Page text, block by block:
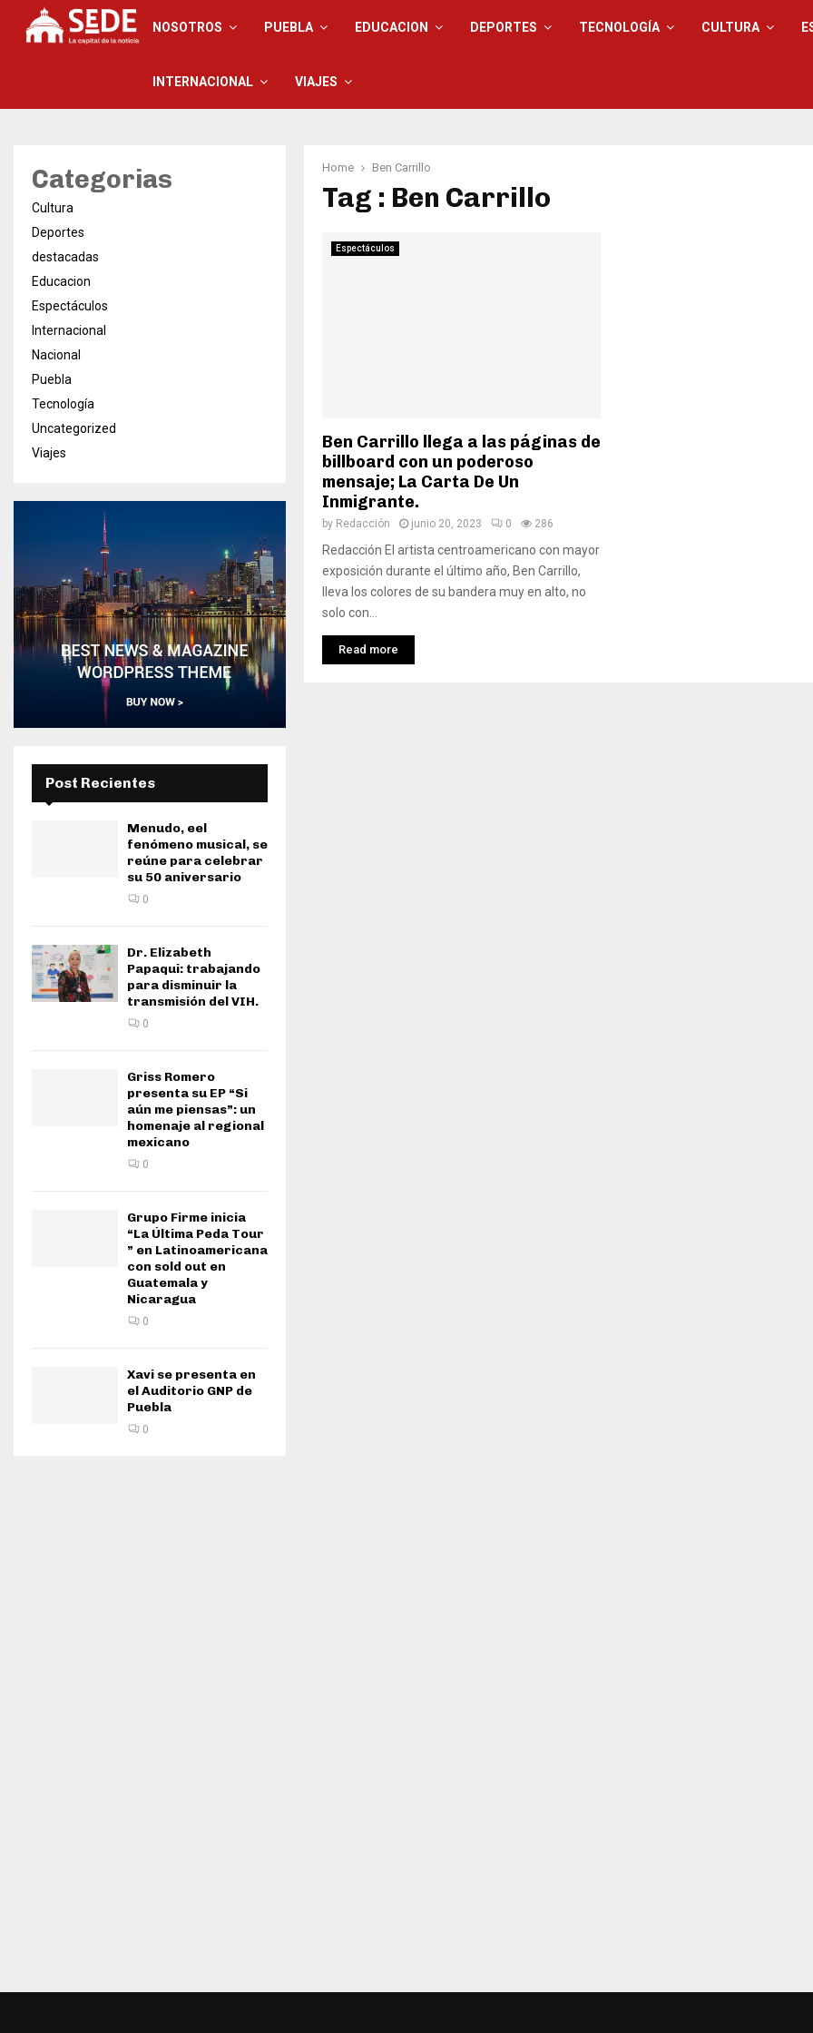
NOSOTROS PUEBLA EDUCACION DEPORTES TECNOLOGÍA CULTURA
INTERNACIONAL VIAJES
Home Ben Carrillo
Tag : Ben Carrillo
Espectáculos
Ben Carrillo llega a las páginas de
billboard con un poderoso
mensaje; La Carta De Un
Inmigrante.
by Redacción junio 20, 2023 0 286
Redacción El artista centroamericano con mayor
exposición durante el último año, Ben Carrillo,
lleva los colores de su bandera muy en alto, no
solo con...
Read more
Categorias
Cultura
Deportes
destacadas
Educacion
Espectáculos
Internacional
Nacional
Puebla
Tecnología
Uncategorized
Viajes
Post Recientes
Menudo, eel
fenómeno musical, se
reúne para celebrar
su 50 aniversario
0
Dr. Elizabeth
Papaqui: trabajando
para disminuir la
transmisión del VIH.
0
Griss Romero
presenta su EP “Si
aún me piensas”: un
homenaje al regional
mexicano
0
Grupo Firme inicia
“La Última Peda Tour
” en Latinoamericana
con sold out en
Guatemala y
Nicaragua
0
Xavi se presenta en
el Auditorio GNP de
Puebla
0